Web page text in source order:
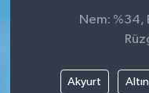
Nem: %34,
Akyurt